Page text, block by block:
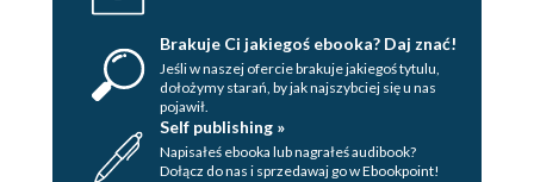
Brakuje Ci jakiegoś ebooka? Daj znać!
Jeśli w naszej ofercie brakuje jakiegoś tytulu,
dołożymy starań, by jak najszybciej się u nas
pojawił.
Self publishing »
Napisałeś ebooka lub nagrałeś audibook?
Dołącz do nas i sprzedawaj go w Ebookpoint!